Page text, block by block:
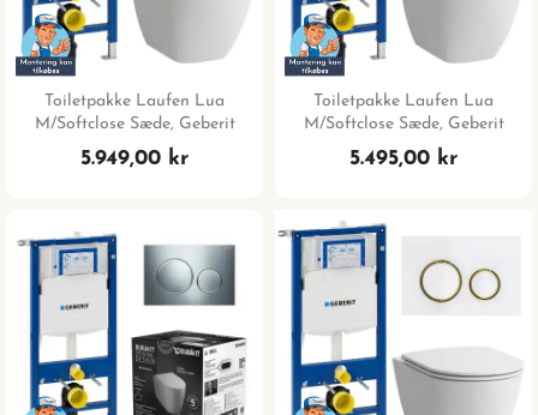
Toiletpakke Laufen Lua
M/softclose Sæde, Geberit
Sigma Cisterne, Matsort/krom
Trykplade
5.949,00 kr
Toiletpakke Laufen Lua
M/softclose Sæde, Geberit
Sigma Cisterne, Hvid/krom
Trykplade
5.495,00 kr